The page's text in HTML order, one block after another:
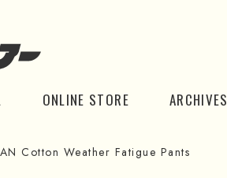
ONLINE STORE ARCHIVES
Cotton Weather Fatigue Pants